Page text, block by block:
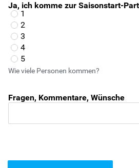
Ja, ich komme zur Saisonstart-
1
2
3
4
5
Wie viele Personen kommen?
Fragen, Kommentare, Wünsche